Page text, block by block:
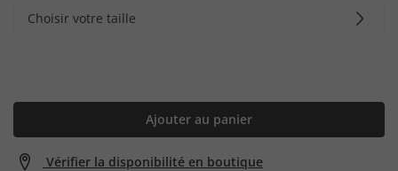
Choisir votre taille
Ajouter au panier
Vérifier la disponibilité en boutique